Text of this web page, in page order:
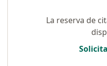
La reserva de